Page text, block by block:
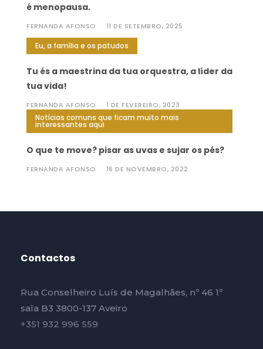
é menopausa.
FERNANDA AFONSO 11 DE SETEMBRO, 2025
Eu, a família e os patudos
Tu és a maestrina da tua orquestra, a líder da
tua vida!
FERNANDA AFONSO 1 DE FEVEREIRO, 2023
Notícias comuns que ficam muito mais
interessantes aqui
O que te move? pisar as uvas e sujar os pés?
FERNANDA AFONSO 16 DE NOVEMBRO, 2022
Contactos
Rua Conselheiro Luís de Magalhães, nº 46 1º
sala B3 3800-137 Aveiro
+351 932 996 559